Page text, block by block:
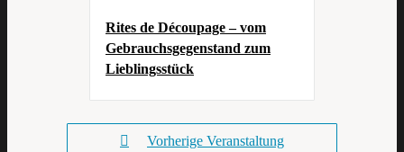
Rites de Découpage – vom
Gebrauchsgegenstand zum
Lieblingsstück
Vorherige Veranstaltung